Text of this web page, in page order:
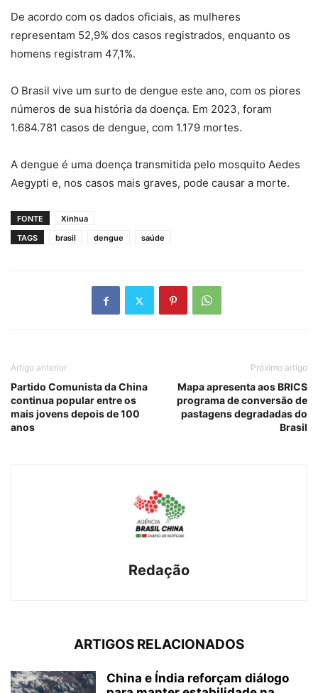
De acordo com os dados oficiais, as mulheres
representam 52,9% dos casos registrados, enquanto os
homens registram 47,1%.
O Brasil vive um surto de dengue este ano, com os piores
números de sua história da doença. Em 2023, foram
1.684.781 casos de dengue, com 1.179 mortes.
A dengue é uma doença transmitida pelo mosquito Aedes
Aegypti e, nos casos mais graves, pode causar a morte.
FONTE
Xinhua
TAGS
brasil dengue saúde
Artigo anterior
Partido Comunista da China
continua popular entre os
mais jovens depois de 100
anos
Próximo artigo
Mapa apresenta aos BRICS
programa de conversão de
pastagens degradadas do
Brasil
Redação
ARTIGOS RELACIONADOS
China e Índia reforçam diálogo